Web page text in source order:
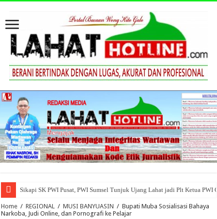
Sikapi SK PWI Pusat, PWI Sumsel Tunjuk Ujang Lahat jadi Plt Ketua PWI
Home / REGIONAL / MUSI BANYUASIN / Bupati Muba Sosialisasi Bahaya
Narkoba, Judi Online, dan Pornografi ke Pelajar